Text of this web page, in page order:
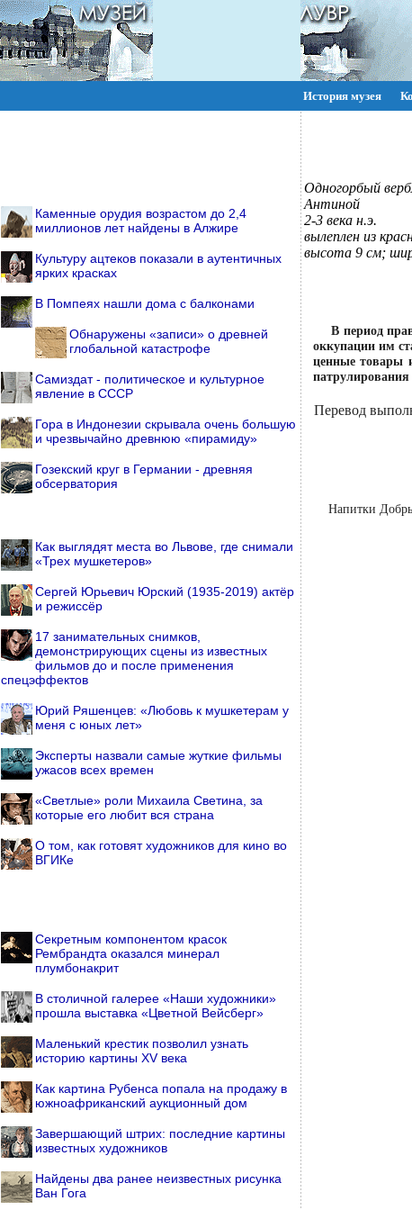
История музея
Каменные орудия возрастом до 2,4
миллионов лет найдены в Алжире
Культуру ацтеков показали в аутентичных
ярких красках
В Помпеях нашли дома с балконами
Обнаружены «записи» о древней
глобальной катастрофе
Самиздат - политическое и культурное
явление в СССР
Гора в Индонезии скрывала очень большую
и чрезвычайно древнюю «пирамиду»
Гозекский круг в Германии - древняя
обсерватория
Как выглядят места во Львове, где снимали
«Трех мушкетеров»
Сергей Юрьевич Юрский (1935-2019) актёр
и режиссёр
17 занимательных снимков,
демонстрирующих сцены из известных
фильмов до и после применения
спецэффектов
Юрий Ряшенцев: «Любовь к мушкетерам у
меня с юных лет»
Эксперты назвали самые жуткие фильмы
ужасов всех времен
«Светлые» роли Михаила Светина, за
которые его любит вся страна
О том, как готовят художников для кино во
ВГИКе
Секретным компонентом красок
Рембрандта оказался минерал
плумбонакрит
В столичной галерее «Наши художники»
прошла выставка «Цветной Вейсберг»
Маленький крестик позволил узнать
историю картины XV века
Как картина Рубенса попала на продажу в
южноафриканский аукционный дом
Завершающий штрих: последние картины
известных художников
Найдены два ранее неизвестных рисунка
Ван Гога
Одногорбый
Антиной
2-3 века н.э.
вылеплен из
высота 9 см;
В период
оккупации им
ценные товары
Перевод
Напитки